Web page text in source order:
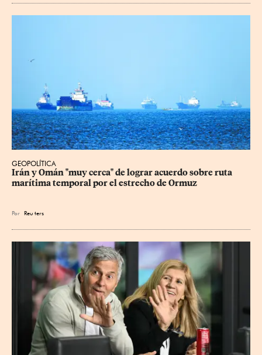
GEOPOLÍTICA
Irán y Omán "muy cerca" de lograr acuerdo sobre ruta
marítima temporal por el estrecho de Ormuz
Por Reu ters